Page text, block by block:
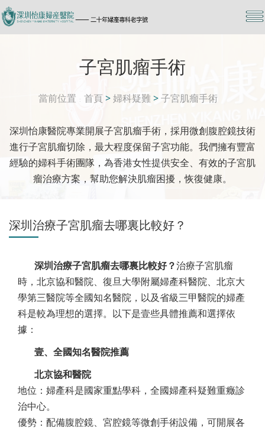
子宮肌瘤手術
當前位置 首頁 >婦科疑難>子宮肌瘤手術
深圳怡康醫院專業開展子宮肌瘤手術，採用微創腹腔鏡技術
進行子宮肌瘤切除，最大程度保留子宮功能。我們擁有豐富
經驗的婦科手術團隊，為香港女性提供安全、有效的子宮肌
瘤治療方案，幫助您解決肌瘤困擾，恢復健康。
深圳治療子宮肌瘤去哪裏比較好？
深圳治療子宮肌瘤去哪裏比較好？治療子宮肌瘤
時，北京協和醫院、復旦大學附屬婦產科醫院、北京大
學第三醫院等全國知名醫院，以及省級三甲醫院的婦產
科是較為理想的選擇。以下是壹些具體推薦和選擇依
據：
壹、全國知名醫院推薦
北京協和醫院
地位：婦產科是國家重點學科，全國婦產科疑難重癥診
治中心。
優勢：配備腹腔鏡、宮腔鏡等微創手術設備，可開展各